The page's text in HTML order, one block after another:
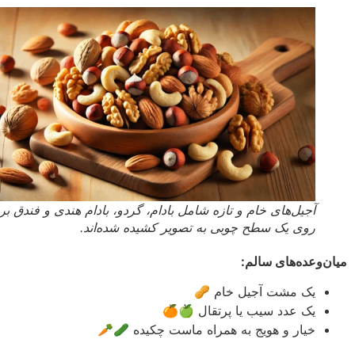
آجیل‌های خام و تازه شامل بادام، گردو، بادام هندی و فندق بر
روی یک سطح چوبی به تصویر کشیده شده‌اند.
سالم:
یک مشت آجیل خام 🥜
یک عدد سیب یا پرتقال 🍏🍊
خیار و هویج به همراه ماست چکیده 🥒🥕